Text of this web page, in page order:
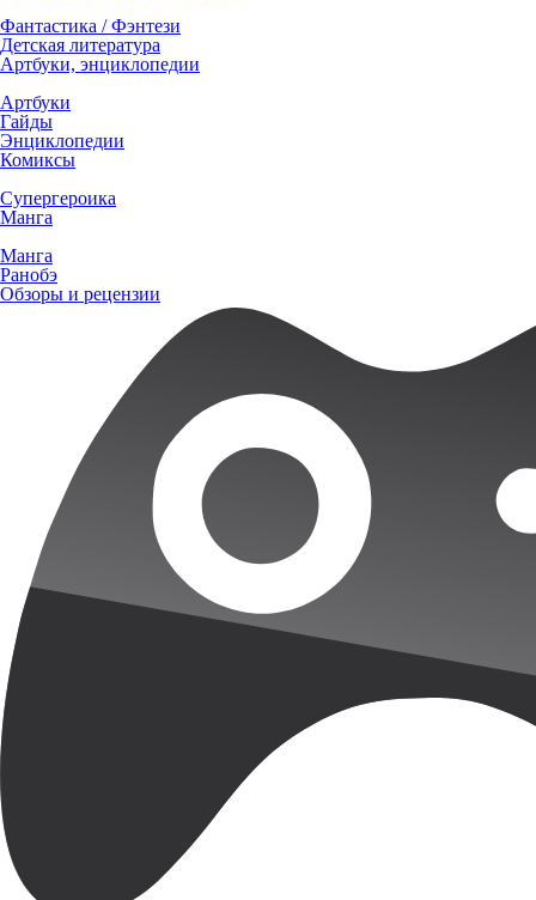
Фантастика / Фэнтези
Детская литература
Артбуки, энциклопедии
Артбуки
Гайды
Энциклопедии
Комиксы
Супергероика
Манга
Манга
Ранобэ
Обзоры и рецензии